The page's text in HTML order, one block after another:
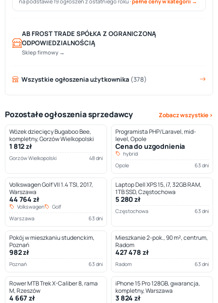
AB FROST TRADE SPÓŁKA Z OGRANICZONĄ
ODPOWIEDZIALNOŚCIĄ
Sklep firmowy →
Wszystkie ogłoszenia użytkownika (378)
Pozostałe ogłoszenia sprzedawcy
Zobacz wszystkie ›
Wózek dziecięcy Bugaboo Bee,
kompletny, Gorzów Wielkopolski
1 812 zł
Gorzów Wielkopolski 48 dni
Programista PHP/Laravel, mid-
level, Opole
Cena do uzgodnienia
hybrid
Opole
63 dni
Volkswagen Golf VII 1.4 TSI, 2017,
Warszawa
44 764 zł
Volkswagen
Golf
Warszawa
63 dni
Laptop Dell XPS 15, i7, 32GB RAM,
1TB SSD, Częstochowa
5 280 zł
Częstochowa 63 dni
Pokój w mieszkaniu studenckim,
Poznań
982 zł
Poznań 63 dni
Mieszkanie 2-pok., 90 m², centrum,
Radom
427 478 zł
Radom 63 dni
Rower MTB Trek X-Caliber 8, rama
M, Rzeszów
4 667 zł
iPhone 15 Pro 128GB, gwarancja,
kompletny, Warszawa
3 824 zł